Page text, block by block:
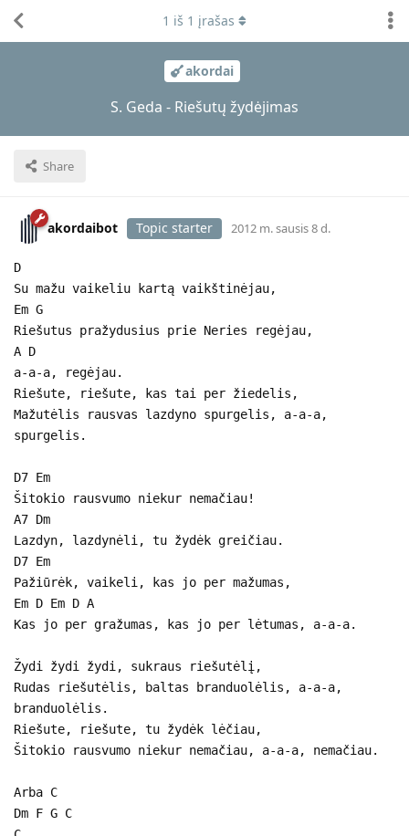
akordai
S. Geda - Riešutų žydėjimas
Share
1 iš 1 įrašas
akordaibot Topic starter 2012 m. sausis 8 d.
D
Su mažu vaikeliu kartą vaikštinėjau,
Em G
Riešutus pražydusius prie Neries regėjau,
A D
a-a-a, regėjau.
Riešute, riešute, kas tai per žiedelis,
Mažutėlis rausvas lazdyno spurgelis, a-a-a,
spurgelis.
D7 Em
Šitokio rausvumo niekur nemačiau!
A7 Dm
Lazdyn, lazdynėli, tu žydėk greičiau.
D7 Em
Pažiūrėk, vaikeli, kas jo per mažumas,
Em D Em D A
Kas jo per gražumas, kas jo per lėtumas, a-a-a.
Žydi žydi žydi, sukraus riešutėlį,
Rudas riešutėlis, baltas branduolėlis, a-a-a,
branduolėlis.
Riešute, riešute, tu žydėk lėčiau,
Šitokio rausvumo niekur nemačiau, a-a-a, nemačiau.
Arba C
Dm F G C